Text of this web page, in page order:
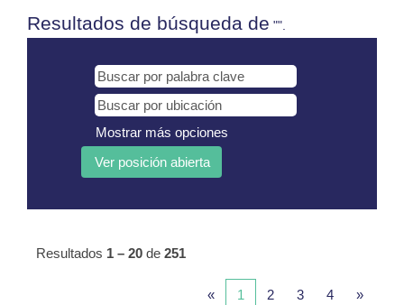
Resultados de búsqueda de "".
Mostrar más opciones
Resultados 1 – 20 de 251
« 1 2 3 4 »